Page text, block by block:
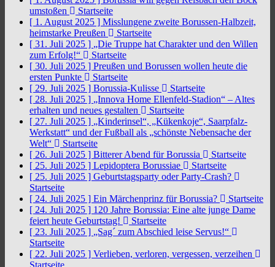
umstoßen
Startseite
[ 1. August 2025 ] Misslungene zweite Borussen-Halbzeit,
heimstarke Preußen
Startseite
[ 31. Juli 2025 ] „Die Truppe hat Charakter und den Willen
zum Erfolg!“
Startseite
[ 30. Juli 2025 ] Preußen und Borussen wollen heute die
ersten Punkte
Startseite
[ 29. Juli 2025 ] Borussia-Kulisse
Startseite
[ 28. Juli 2025 ] „Innova Home Ellenfeld-Stadion“ – Altes
erhalten und neues gestalten
Startseite
[ 27. Juli 2025 ] „Kinderinsel“, „Kükenkoje“, Saarpfalz-
Werkstatt“ und der Fußball als „schönste Nebensache der
Welt“
Startseite
[ 26. Juli 2025 ] Bitterer Abend für Borussia
Startseite
[ 25. Juli 2025 ] Lepidoptera Borussiae
Startseite
[ 25. Juli 2025 ] Geburtstagsparty oder Party-Crash?
Startseite
[ 24. Juli 2025 ] Ein Märchenprinz für Borussia?
Startseite
[ 24. Juli 2025 ] 120 Jahre Borussia: Eine alte junge Dame
feiert heute Geburtstag!
Startseite
[ 23. Juli 2025 ] „Sag´ zum Abschied leise Servus!“
Startseite
[ 22. Juli 2025 ] Verlieben, verloren, vergessen, verzeihen
Startseite